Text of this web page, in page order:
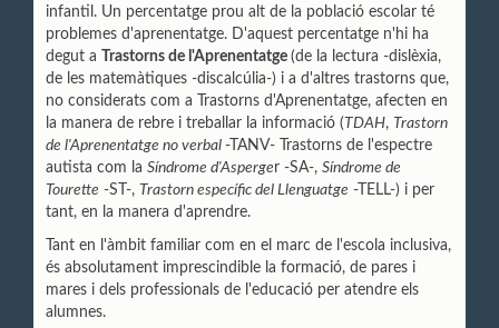
infantil. Un percentatge prou alt de la població escolar té
problemes d'aprenentatge. D'aquest percentatge n'hi ha
degut a
Trastorns de l'Aprenentatge (de la lectura -dislèxia,
de les matemàtiques -discalcúlia-) i a d'altres trastorns que,
no considerats com a Trastorns d'Aprenentatge, afecten en
la manera de rebre i treballar la informació ( TDAH, Trastorn
de l'Aprenentatge no verbal -TANV- Trastorns de l'espectre
autista com la Síndrome d'Asperger -SA-, Síndrome de
Tourette -ST-, Trastorn específic del Llenguatge -TELL-) i per
tant, en la manera d'aprendre.
Tant en l'àmbit familiar com en el marc de l'escola inclusiva,
és absolutament imprescindible la formació, de pares i
mares i dels professionals de l'educació per atendre els
alumnes.